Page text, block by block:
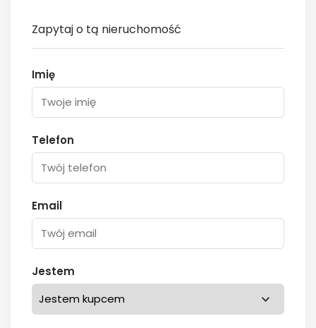
Zapytaj o tą nieruchomość
Imię
Telefon
Email
Jestem